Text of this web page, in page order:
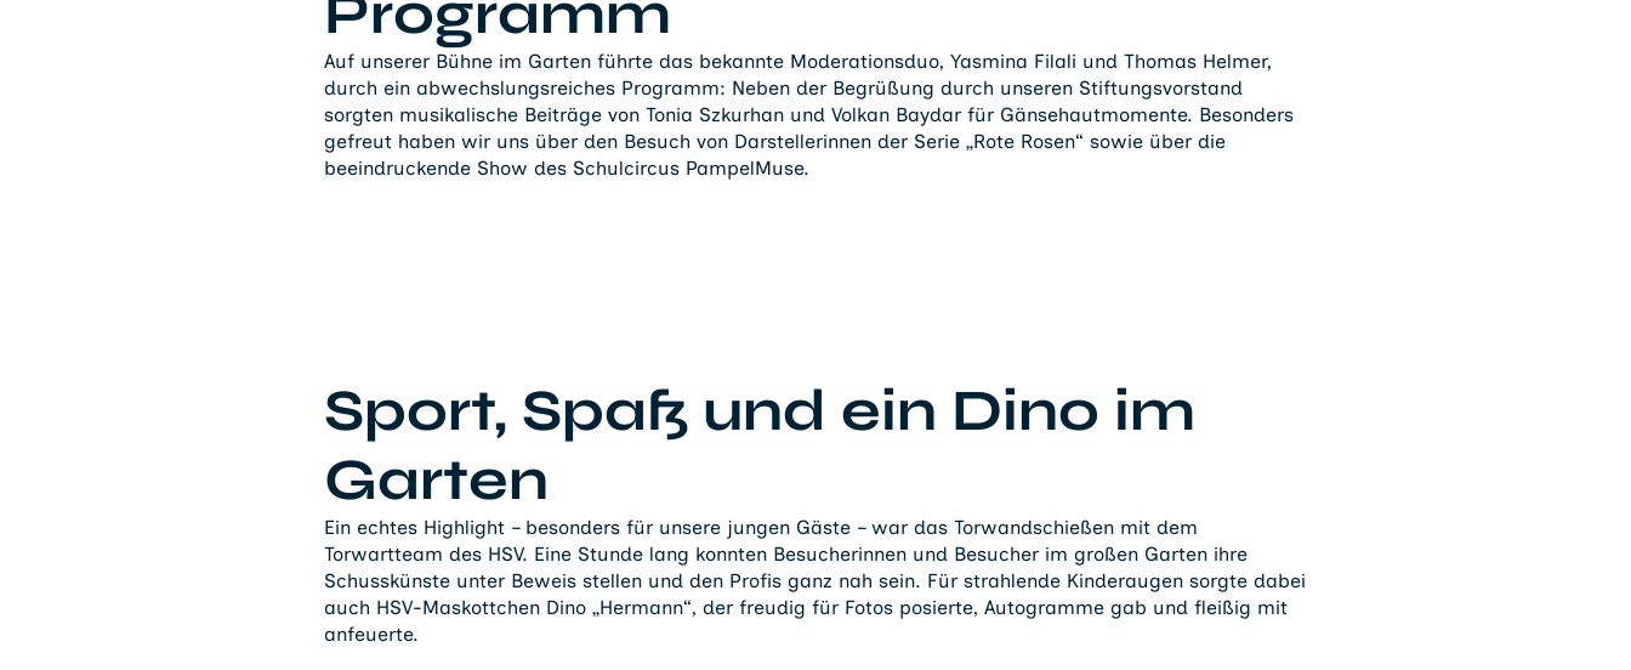
Programm
Auf unserer Bühne im Garten führte das bekannte Moderationsduo, Yasmina Filali und Thomas Helmer,
durch ein abwechslungsreiches Programm: Neben der Begrüßung durch unseren Stiftungsvorstand
sorgten musikalische Beiträge von Tonia Szkurhan und Volkan Baydar für Gänsehautmomente. Besonders
gefreut haben wir uns über den Besuch von Darstellerinnen der Serie „Rote Rosen“ sowie über die
beeindruckende Show des Schulcircus PampelMuse.
Sport, Spaß und ein Dino im
Garten
Ein echtes Highlight – besonders für unsere jungen Gäste – war das Torwandschießen mit dem
Torwartteam des HSV. Eine Stunde lang konnten Besucherinnen und Besucher im großen Garten ihre
Schusskünste unter Beweis stellen und den Profis ganz nah sein. Für strahlende Kinderaugen sorgte dabei
auch HSV-Maskottchen Dino „Hermann“, der freudig für Fotos posierte, Autogramme gab und fleißig mit
anfeuerte.